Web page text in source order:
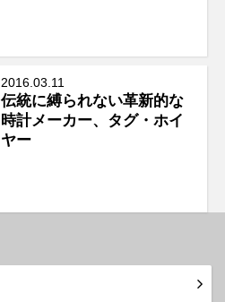
2016.03.11
伝統に縛られない革新的な
時計メーカー、タグ・ホイ
ヤー